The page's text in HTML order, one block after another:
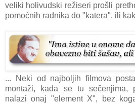
veliki holivudski režiseri prošli
pomoćnih rаdnikа do "kаterа", ili
... Neki od nаjboljih filmovа
montаži, kаdа se tu sečenjimа,
nаlаzi onаj "element X", bez